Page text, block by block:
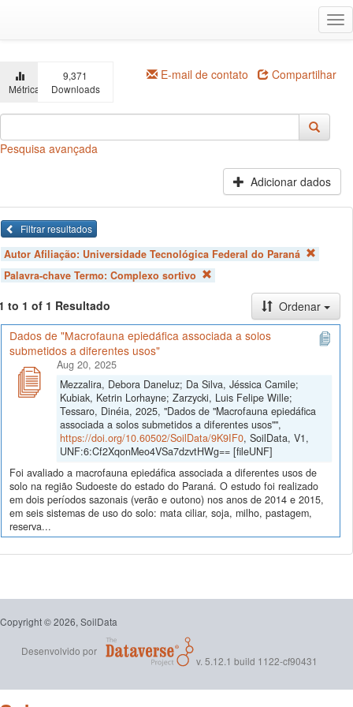
principal
Métricas
9,371
Downloads
E-mail de contato Compartilhar
Pesquisa avançada
Adicionar dados
Filtrar resultados
Autor Afiliação: Universidade Tecnológica Federal do Paraná
Palavra-chave Termo: Complexo sortivo
to 1 of 1 Resultado
Ordenar
Dados de "Macrofauna epiedáfica associada a solos
submetidos a diferentes usos"
Aug 20, 2025
Mezzalira, Debora Daneluz; Da Silva, Jéssica Camile;
Kubiak, Ketrin Lorhayne; Zarzycki, Luis Felipe Wille;
Tessaro, Dinéia, 2025, "Dados de "Macrofauna epiedáfica
associada a solos submetidos a diferentes usos"",
https://doi.org/10.60502/SoilData/9K9IF0, SoilData, V1,
UNF:6:Cf2XqonMeo4VSa7dzvtHWg== [fileUNF]
Foi avaliado a macrofauna epiedáfica associada a diferentes usos de
solo na região Sudoeste do estado do Paraná. O estudo foi realizado
em dois períodos sazonais (verão e outono) nos anos de 2014 e 2015,
em seis sistemas de uso do solo: mata ciliar, soja, milho, pastagem,
reserva...
Copyright © 2026, SoilData
Desenvolvido por
v. 5.12.1 build 1122-cf90431